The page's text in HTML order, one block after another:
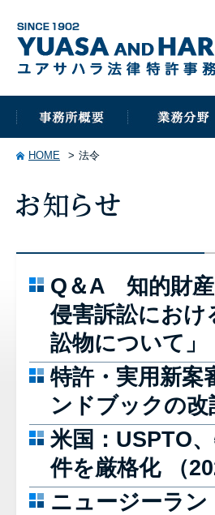
HOME 法令
Q＆A 知的財産
侵害訴訟におけ
訟物について」
特許・実用新案
ンドブックの改
米国：USPTO
件を厳格化 （
ニュージーラ